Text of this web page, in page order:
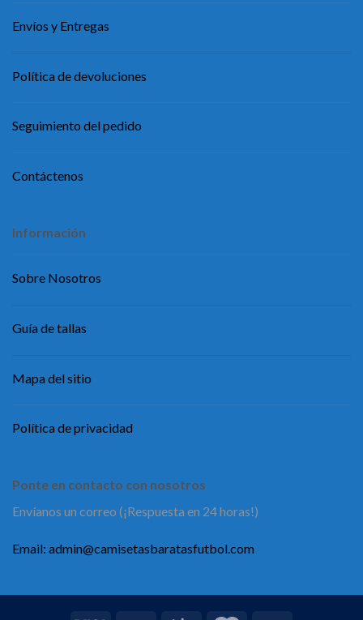
Envíos y Entregas
Política de devoluciones
Seguimiento del pedido
Contáctenos
Información
Sobre Nosotros
Guía de tallas
Mapa del sitio
Política de privacidad
Ponte en contacto con nosotros
Envíanos un correo (¡Respuesta en 24 horas!)
Email: admin@camisetasbaratasfutbol.com